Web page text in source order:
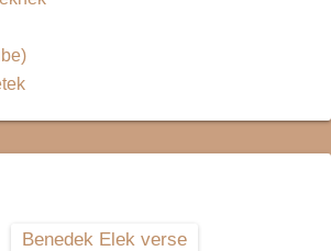
Benedek Elek verse